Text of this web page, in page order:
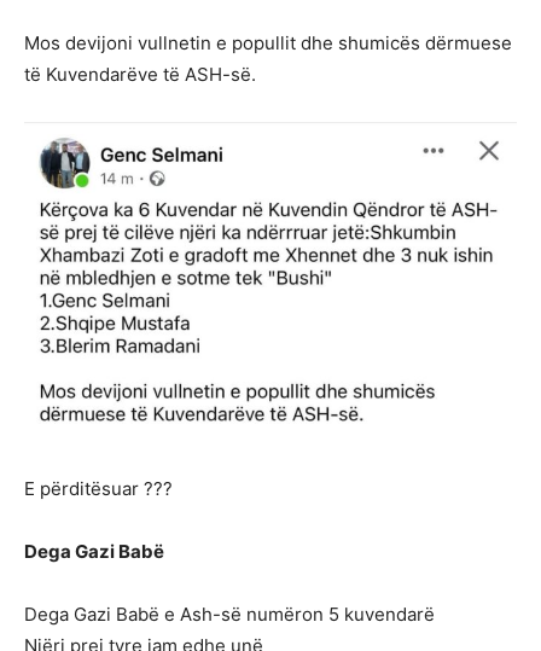
Mos devijoni vullnetin e popullit dhe shumicës dërmuese
të Kuvendarëve të ASH-së.
E përditësuar ???
Dega Gazi Babë
Dega Gazi Babë e Ash-së numëron 5 kuvendarë
Njëri prej tyre jam edhe unë